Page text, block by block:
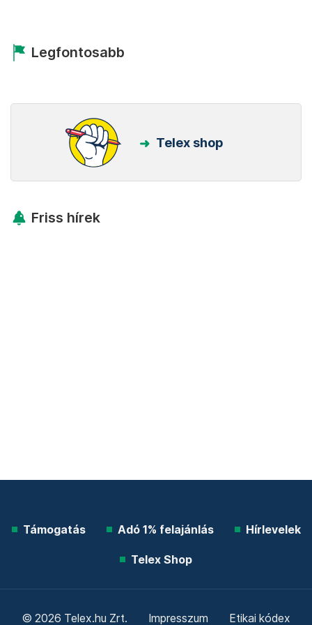
Legfontosabb
Telex shop
Friss hírek
Támogatás Adó 1% felajánlás Hírlevelek
Telex Shop
© 2026 Telex.hu Zrt. Impresszum Etikai kódex